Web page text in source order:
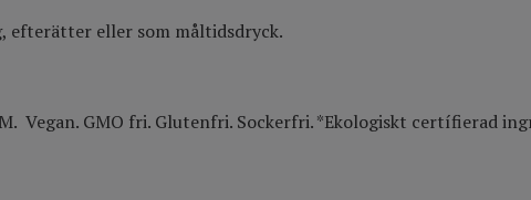
efterätter eller som måltidsdryck.
Vegan. GMO fri. Glutenfri. Sockerfri. *Ekologiskt certífierad